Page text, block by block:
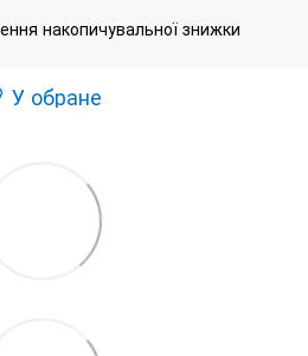
накопичувальної знижки
У обране